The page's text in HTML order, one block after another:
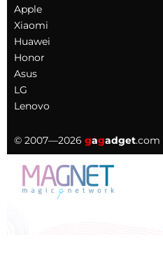
Apple
Xiaomi
Huawei
Honor
Asus
LG
Lenovo
© 2007—2026 gagadget.com